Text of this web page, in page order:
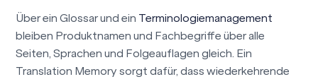
Über ein Glossar und ein Terminologiemanagement
bleiben Produktnamen und Fachbegriffe über alle
Seiten, Sprachen und Folgeauflagen gleich. Ein
Translation Memory sorgt dafür, dass wiederkehrende